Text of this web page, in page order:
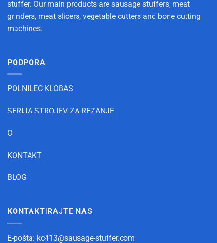
stuffer. Our main products are sausage stuffers, meat
grinders, meat slicers, vegetable cutters and bone cutting
machines.
PODPORA
POLNILEC KLOBAS
SERIJA STROJEV ZA REZANJE
O
KONTAKT
BLOG
KONTAKTIRAJTE NAS
E-pošta: kc413@sausage-stuffer.com